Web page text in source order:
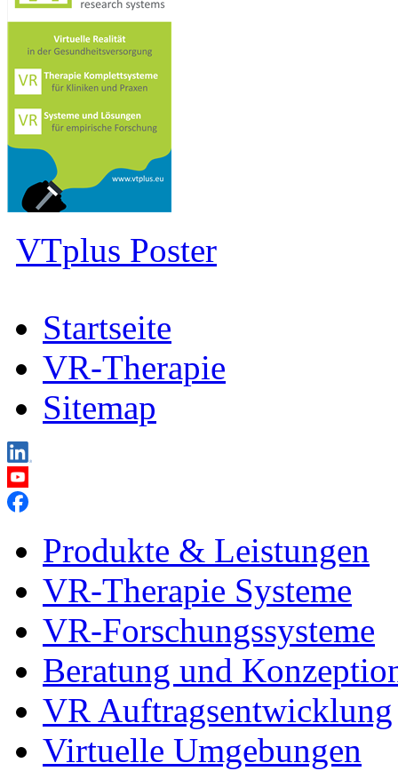
VTplus Poster
Startseite
VR-Therapie
Sitemap
Produkte & Leistungen
VR-Therapie Systeme
VR-Forschungssysteme
Beratung und
VR Auftragsentwicklung
Virtuelle Umgebungen